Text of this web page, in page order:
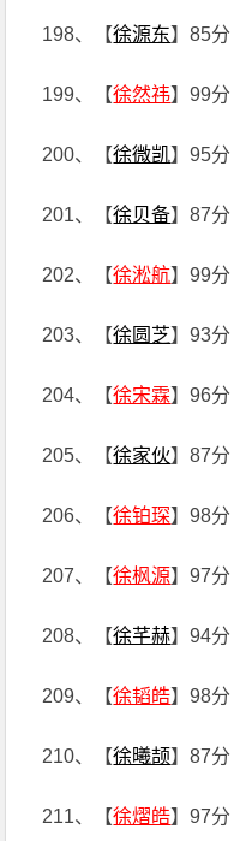
198、【徐源东】85分
199、【徐然祎】99分
200、【徐微凯】95分
201、【徐贝备】87分
202、【徐淞航】99分
203、【徐圆芝】93分
204、【徐宋霖】96分
205、【徐家伙】87分
206、【徐铂琛】98分
207、【徐枫源】97分
208、【徐芊赫】94分
209、【徐韬皓】98分
210、【徐曦颉】87分
211、【徐熠皓】97分